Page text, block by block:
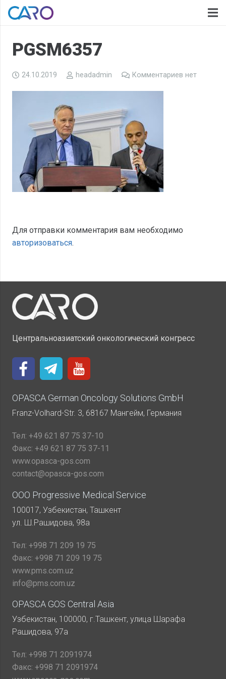
PGSM6357
24.10.2019 headadmin Комментариев нет
Для отправки комментария вам необходимо
авторизоваться.
Центральноазиатский онкологический конгресс
OPASCA German Oncology Solutions GmbH
Franz-Volhard-Str. 3, 68167 Мангейм, Германия
Тел: +49 621 87 75 37-10
Факс: +49 621 87 75 37-11
www.opasca-gos.com
contact@opasca-gos.com
ООО Progressive Medical Service
100017, Узбекистан, Ташкент
ул. Ш.Рашидова, 98а
Тел: +998 71 209 19 75
Факс: +998 71 209 19 75
www.pms.com.uz
info@pms.com.uz
OPASCA GOS Central Asia
Узбекистан, 100000, г.Ташкент, улица Шарафа
Рашидова, 97а
Тел: +998 71 2091974
Факс: +998 71 2091974